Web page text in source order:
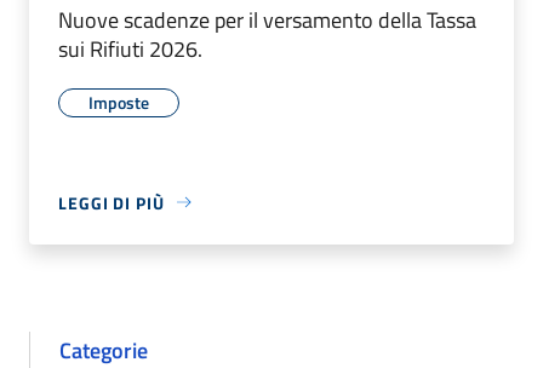
Nuove scadenze per il versamento della Tassa
sui Rifiuti 2026.
Imposte
LEGGI DI PIÙ
Categorie